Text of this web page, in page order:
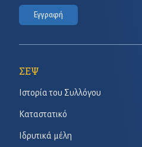
Εγγραφή
ΣΕΨ
Ιστορία του Συλλόγου
Καταστατικό
Ιδρυτικά μέλη